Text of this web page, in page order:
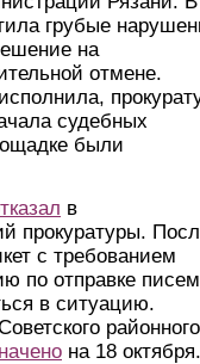
грубые
на
отмене.
судебных
были
в
прокуратуры.
с требованием
по отправке
в ситуацию.
районного
на 18 октября.